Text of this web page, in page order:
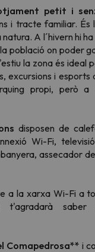
petit i
i tracte familiar. És
A l´hivern hi
població on poder
la zona és ideal
excursions i esports
propi, però a
disposen de
Wi-Fi,
assecador
a la xarxa Wi-Fi a
t'agradarà saber
Comapedrosa** i